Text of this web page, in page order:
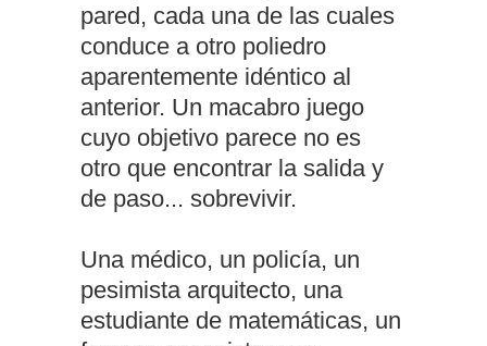
pared, cada una de las cuales
conduce a otro poliedro
aparentemente idéntico al
anterior. Un macabro juego
cuyo objetivo parece no es
otro que encontrar la salida y
de paso... sobrevivir.
Una médico, un policía, un
pesimista arquitecto, una
estudiante de matemáticas, un